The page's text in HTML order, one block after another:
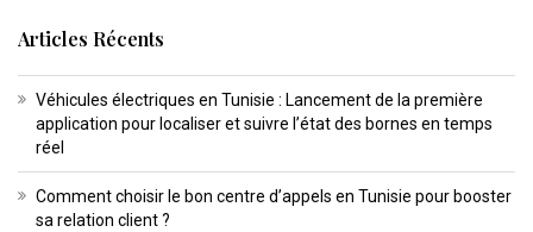
Articles Récents
Véhicules électriques en Tunisie : Lancement de la première
application pour localiser et suivre l’état des bornes en temps
réel
Comment choisir le bon centre d’appels en Tunisie pour booster
sa relation client ?